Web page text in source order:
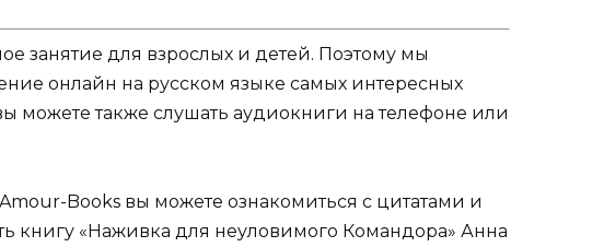
занятие для взрослых и детей. Поэтому мы
онлайн на русском языке самых интересных
можете также слушать аудиокниги на телефоне или
Books вы можете ознакомиться с цитатами и
книгу «Наживка для неуловимого Командора» Анна